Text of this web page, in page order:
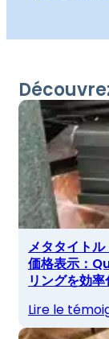
メタタイト
価格表示：
リングを効
Lire le